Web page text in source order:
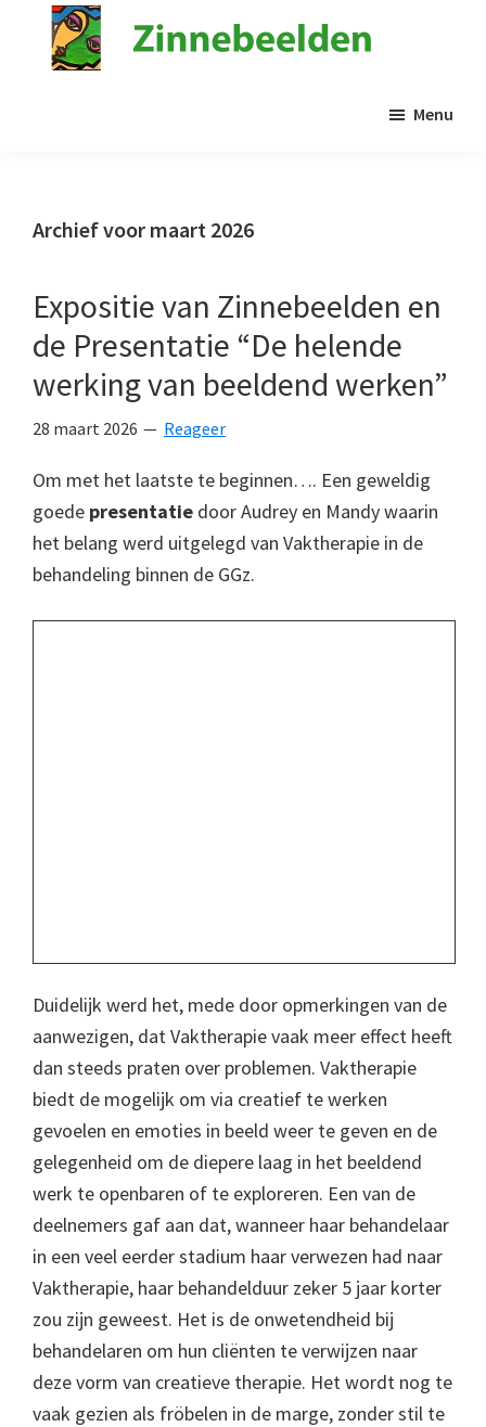
Menu
Archief voor maart 2026
Expositie van Zinnebeelden en
de Presentatie “De helende
werking van beeldend werken”
28 maart 2026 Reageer
Om met het laatste te beginnen…. Een geweldig
goede presentatie door Audrey en Mandy waarin
het belang werd uitgelegd van Vaktherapie in de
behandeling binnen de GGz.
Duidelijk werd het, mede door opmerkingen van de
aanwezigen, dat Vaktherapie vaak meer effect heeft
dan steeds praten over problemen. Vaktherapie
biedt de mogelijk om via creatief te werken
gevoelen en emoties in beeld weer te geven en de
gelegenheid om de diepere laag in het beeldend
werk te openbaren of te exploreren. Een van de
deelnemers gaf aan dat, wanneer haar behandelaar
in een veel eerder stadium haar verwezen had naar
Vaktherapie, haar behandelduur zeker 5 jaar korter
zou zijn geweest. Het is de onwetendheid bij
behandelaren om hun cliënten te verwijzen naar
deze vorm van creatieve therapie. Het wordt nog te
vaak gezien als fröbelen in de marge, zonder stil te